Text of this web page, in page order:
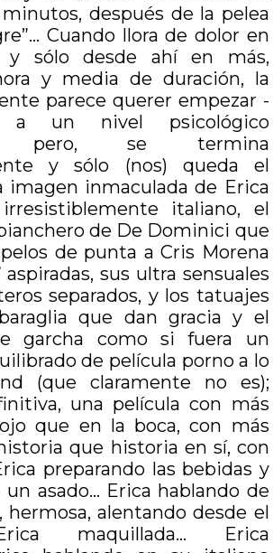
después de la pelea
Cuando llora de dolor en
sólo desde ahí en más,
y media de duración, la
parece querer empezar -
a un nivel psicológico
pero, se termina
y sólo (nos) queda el
imagen inmaculada de Erica
italiano, el
de De Dominici que
de punta a Cris Morena
aspiradas, sus ultra sensuales
separados, y los tatuajes
que dan gracia y el
garcha como si fuera un
de película porno a lo
(que claramente no es);
una película con más
que en la boca, con más
que historia en sí, con
preparando las bebidas y
un asado… Erica hablando de
hermosa, alentando desde el
maquillada… Erica